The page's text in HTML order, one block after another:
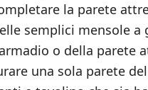
la parete
semplici mensole
o della parete
una sola parete